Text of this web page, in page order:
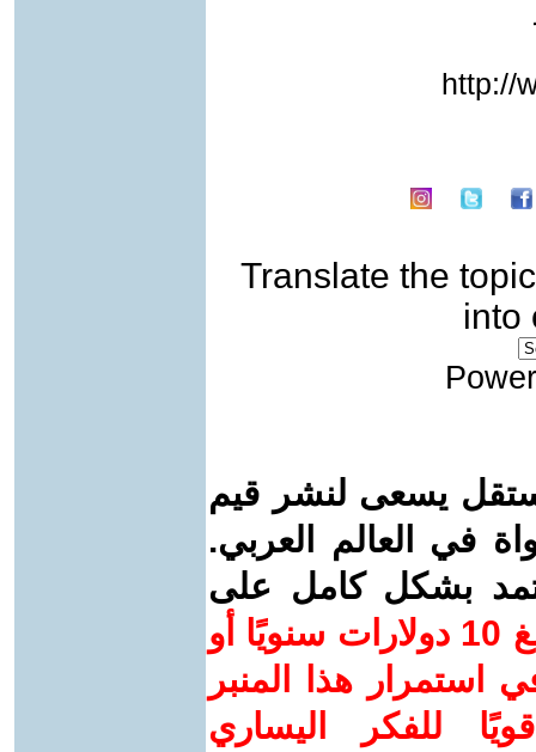
http://
Translate the topic
into
يسعى لنشر قيم
في العالم العربي.
بشكل كامل على
ساهم/ي معنا! بدعمكم بمبلغ 10 دولارات سنويًا أو
استمرار هذا المنبر
للفكر اليساري